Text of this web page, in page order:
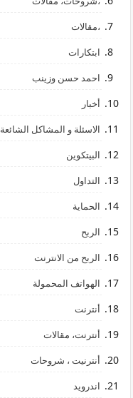
،مقالات
ابتكارات
احمد حسن وزينب
أخبار
الاسئلة و المشاكل الشائعة
البيتكوين
التداول
الحماية
الربح
الربح من الانترنت
الهواتف المحمولة
أنترنت
أنترنت، مقالات
أنترنيت ، شروحات
اندرويد